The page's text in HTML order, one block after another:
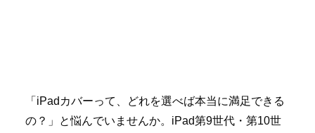
「iPadカバーって、どれを選べば本当に満足できる
の？」と悩んでいませんか。iPad第9世代・第10世